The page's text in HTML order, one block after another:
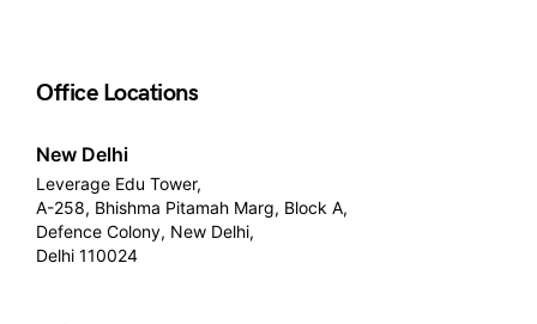
Office Locations
New Delhi
Leverage Edu Tower,
A-258, Bhishma Pitamah Marg, Block A,
Defence Colony, New Delhi,
Delhi 110024